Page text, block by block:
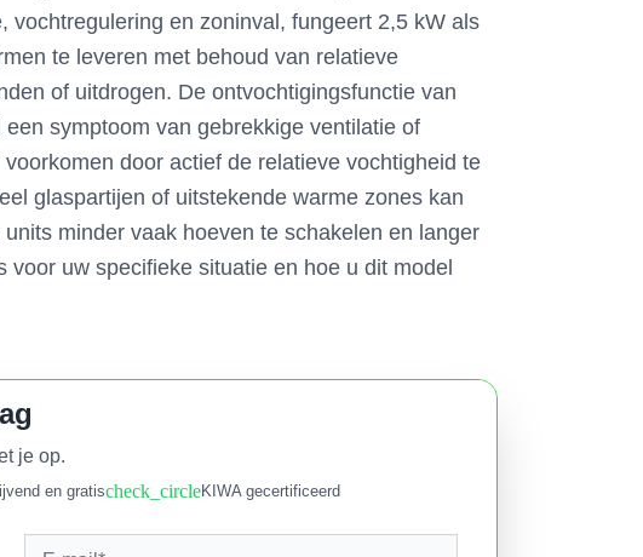
vochtregulering en zoninval, fungeert 2,5 kW als
te leveren met behoud van relatieve
of uitdrogen. De ontvochtigingsfunctie van
symptoom van gebrekkige ventilatie of
door actief de relatieve vochtigheid te
glaspartijen of uitstekende warme zones kan
minder vaak hoeven te schakelen en langer
uw specifieke situatie en hoe u dit model
je op.
en gratischeck_circleKIWA gecertificeerd